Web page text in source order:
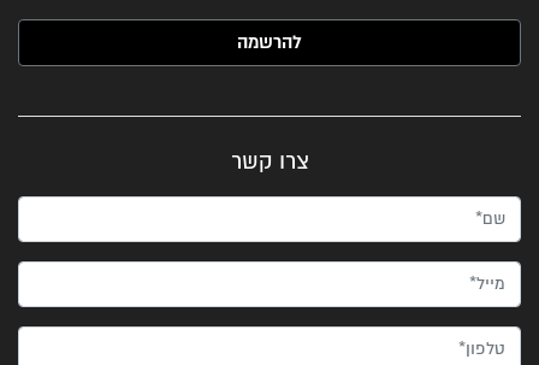
האימייל שלך (חובה)
צרו קשר